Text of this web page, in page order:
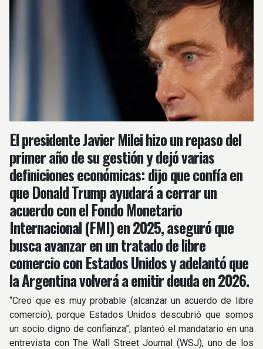
El presidente Javier Milei hizo un repaso del
primer año de su gestión y dejó varias
definiciones económicas: dijo que confía en
que Donald Trump ayudará a cerrar un
acuerdo con el Fondo Monetario
Internacional (FMI) en 2025, aseguró que
busca avanzar en un tratado de libre
comercio con Estados Unidos y adelantó que
la Argentina volverá a emitir deuda en 2026.
“Creo que es muy probable (alcanzar un acuerdo de libre
comercio), porque Estados Unidos descubrió que somos
un socio digno de confianza”, planteó el mandatario en una
entrevista con The Wall Street Journal (WSJ), uno de los